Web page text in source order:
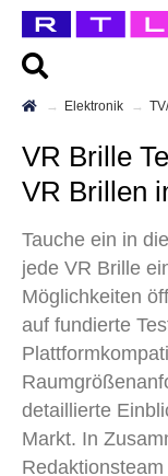
Elektronik
VR Brille Test 2026 • Die 9 besten
VR Brillen
Tauche ein in
jede VR Brille
Möglichkeiten
auf fundierte
detaillierte
Markt. In